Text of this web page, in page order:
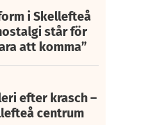
i Skellefteå
står för
att komma”
efter krasch –
centrum